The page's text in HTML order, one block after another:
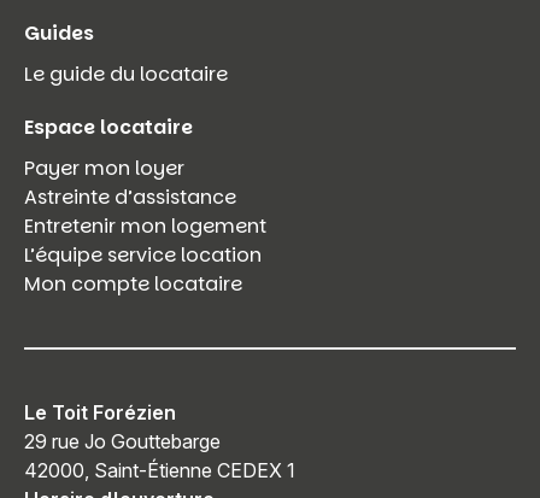
Guides
Le guide du locataire
Espace locataire
Payer mon loyer
Astreinte d’assistance
Entretenir mon logement
L’équipe service location
Mon compte locataire
Le Toit Forézien
29 rue Jo Gouttebarge
42000, Saint-Étienne CEDEX 1